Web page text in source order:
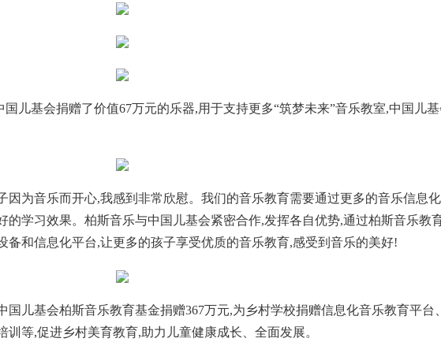
儿基会捐赠了价值67万元的乐器,用于支持更多“筑梦未来”音乐教室,中国儿基
因为音乐而开心,我感到非常欣慰。我们的音乐教育需要通过更多的音乐信息
的学习效果。柏斯音乐与中国儿基会紧密合作,发挥各自优势,通过柏斯音乐教
备和信息化平台,让更多的孩子享受优质的音乐教育,感受到音乐的美好!
国儿基会柏斯音乐教育基金捐赠367万元,为乡村学校捐赠信息化音乐教育平台、
等,促进乡村美育教育,助力儿童健康成长、全面发展。